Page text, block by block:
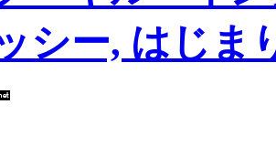
シー, はじま